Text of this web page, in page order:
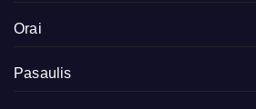
Orai
Pasaulis